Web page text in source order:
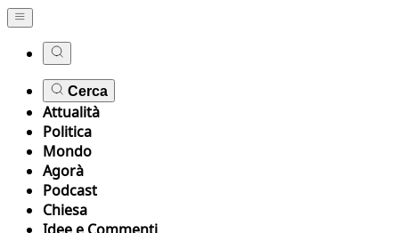
Cerca
Attualità
Politica
Mondo
Agorà
Podcast
Chiesa